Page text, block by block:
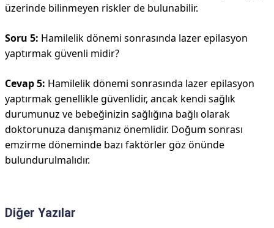
üzerinde bilinmeyen riskler de bulunabilir.
Soru 5: Hamilelik dönemi sonrasında lazer epilasyon
yaptırmak güvenli midir?
Cevap 5: Hamilelik dönemi sonrasında lazer epilasyon
yaptırmak genellikle güvenlidir, ancak kendi sağlık
durumunuz ve bebeğinizin sağlığına bağlı olarak
doktorunuza danışmanız önemlidir. Doğum sonrası
emzirme döneminde bazı faktörler göz önünde
bulundurulmalıdır.
Diğer Yazılar